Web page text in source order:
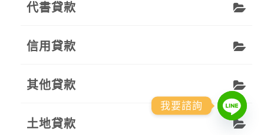
代書貸款
信用貸款
其他貸款
土地貸款
我要諮詢